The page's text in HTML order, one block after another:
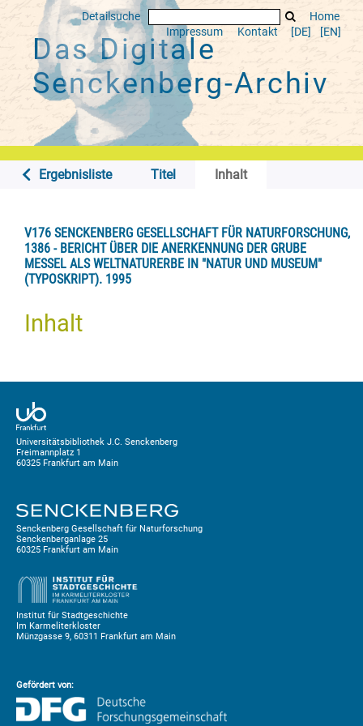
Detailsuche
Home
Impressum
Kontakt [DE] [EN]
Das Digitale
Senckenberg-Archiv
Ergebnisliste Titel Inhalt
V176 SENCKENBERG GESELLSCHAFT FÜR NATURFORSCHUNG,
1386 - BERICHT ÜBER DIE ANERKENNUNG DER GRUBE
MESSEL ALS WELTNATURERBE IN "NATUR UND MUSEUM"
(TYPOSKRIPT). 1995
Inhalt
Universitätsbibliothek J.C. Senckenberg
Freimannplatz 1
60325 Frankfurt am Main
Senckenberg Gesellschaft für Naturforschung
Senckenberganlage 25
60325 Frankfurt am Main
Institut für Stadtgeschichte
Im Karmeliterkloster
Münzgasse 9, 60311 Frankfurt am Main
Gefördert von: